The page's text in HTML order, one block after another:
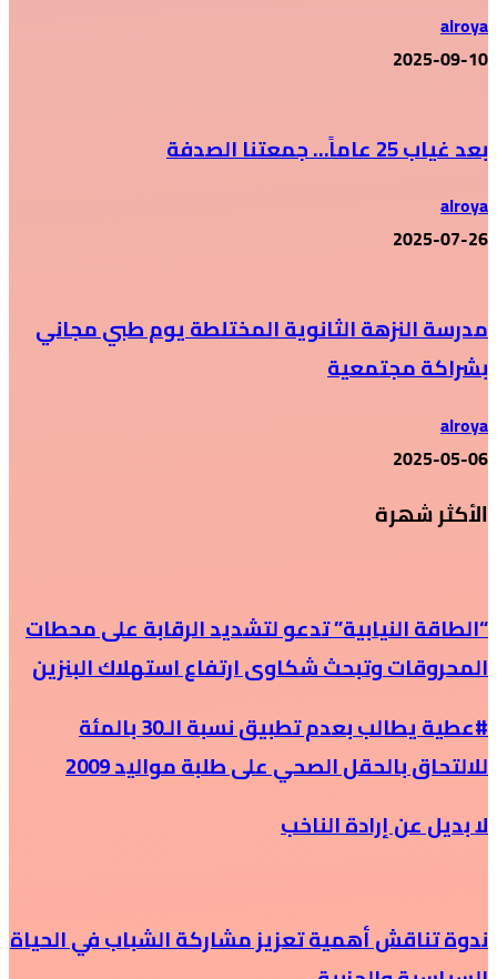
alroya
2025-09-10
بعد غياب 25 عاماً… جمعتنا الصدفة
alroya
2025-07-26
مدرسة النزهة الثانوية المختلطة يوم طبي مجاني
بشراكة مجتمعية
alroya
2025-05-06
الأكثر شهرة
“الطاقة النيابية” تدعو لتشديد الرقابة على محطات
المحروقات وتبحث شكاوى ارتفاع استهلاك البنزين
#عطية يطالب بعدم تطبيق نسبة الـ30 بالمئة
للالتحاق بالحقل الصحي على طلبة مواليد 2009
لا بديل عن إرادة الناخب
ندوة تناقش أهمية تعزيز مشاركة الشباب في الحياة